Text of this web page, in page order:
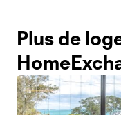
Plus de